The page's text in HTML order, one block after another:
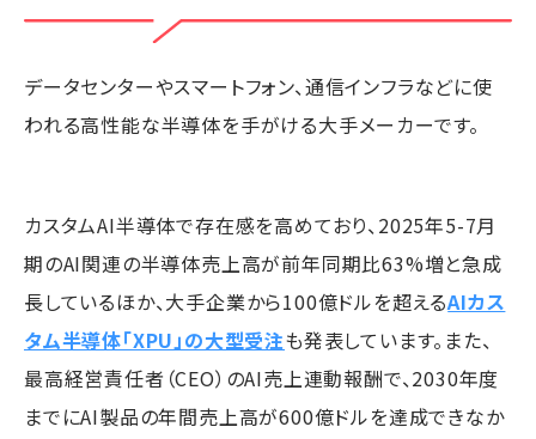
データセンターやスマートフォン、通信インフラなどに使
われる高性能な半導体を手がける大手メーカーです。
カスタムAI半導体で存在感を高めており、2025年5-7月
期のAI関連の半導体売上高が前年同期比63%増と急成
長しているほか、大手企業から100億ドルを超えるAIカス
タム半導体「XPU」の大型受注も発表しています。また、
最高経営責任者（CEO）のAI売上連動報酬で、2030年度
までにAI製品の年間売上高が600億ドルを達成できなか